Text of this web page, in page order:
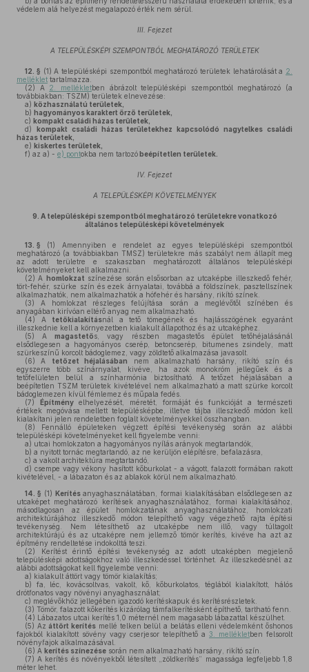
védelem alá helyezést megalapozó érték nem sérül.
III. Fejezet
A TELEPÜLÉSKÉPI SZEMPONTBÓL MEGHATÁROZÓ TERÜLETEK
12. § (1) A településképi szempontból meghatározó területek lehatárolását a 2.
melléklet tartalmazza.
(2) A 2. mellékletben ábrázolt településképi szempontból meghatározó (a
továbbiakban: TSZM) területek elnevezése:
a) közhasználatú területek,
b) hagyományos karaktert őrző területek,
c) kompakt családi házas területek,
d)
kompakt családi házas területekhez kapcsolódó nagytelkes családi
házas területek,
e) kiskertes területek,
f) az a) - e) pontokba nem tartozóbeépítetlen területek.
IV. Fejezet
A TELEPÜLÉSKÉPI KÖVETELMÉNYEK
9. A településképi szempontból meghatározó területekre vonatkozó
általános településképi követelmények
13. § (1)
Amennyiben e rendelet az egyes településképi szempontból
meghatározó (a továbbiakban TMSZ) területekre más szabályt nem állapít meg
az adott területre e szakaszban meghatározott általános településképi
követelményeket kell alkalmazni.
(2) A homlokzat színezése során elsősorban az utcaképbe illeszkedő fehér,
tört-fehér, szürke szín és ezek árnyalatai, továbbá a földszínek, pasztellszínek
alkalmazhatók, nem alkalmazhatók a hófehér és harsány, rikító színek.
(3) A homlokzat részleges felújítása során a meglévőtől színében és
anyagában kirívóan eltérő anyag nem alkalmazható.
(4) A tetőkialakításnál a tető tömegének és hajlásszögének egyaránt
illeszkednie kell a környezetben kialakult állapothoz és az utcaképhez.
(5) Amagastetős, vagy részben magastetős épület tetőhéjalásánál
elsődlegesen a hagyományos cserép, betoncserép, bitumenes zsindely, matt
szürkeszínű korcolt bádoglemez, vagy zöldtető alkalmazása javasolt.
(6) A tetőzethéjalásában
nem alkalmazható harsány, rikító szín és
egyszerre több színárnyalat, kivéve, ha azok monokróm jellegűek és a
tetőfelületen belül a színharmónia biztosítható. A tetőzet héjalásában a
beépítetlen TSZM területek kivételével nem alkalmazható a matt szürke korcolt
bádoglemezen kívül fémlemez és műpala fedés.
(7)
Építmény elhelyezését, méretét, formáját és funkcióját a természeti
értékek megóvása mellett településképbe, illetve tájba illeszkedő módon kell
kialakítani jelen rendeletben foglalt követelményekkel összhangban.
(8) Fennálló épületeken végzett építési tevékenység során az alábbi
településképi követelményeket kell figyelembe venni:
a) utcai homlokzaton a hagyományos nyílás arányok megtartandók,
b) a nyitott tornác megtartandó, az ne kerüljön elépítésre, befalazásra,
c) a vakolt architektúra megtartandó,
d) csempe vagy vékony hasított kőburkolat - a vágott, falazott formában rakott
kivételével, - a lábazaton és az ablakok körül nem alkalmazható.
14. § (1) Kerítésanyaghasználatában, formai kialakításában elsődlegesen az
utcaképet meghatározó kerítések anyaghasználatához, formai kialakításához,
másodlagosan az épület homlokzatának anyaghasználatához, homlokzati
architektúrájához illeszkedő módon telepíthető vagy végezhető rajta építési
tevékenység. Nem létesíthető az utcaképbe nem illő, vagy túltagolt
architektúrájú és az utcaképre nem jellemző tömör kerítés, kivéve ha azt az
építmény rendeltetése indokolttá teszi.
(2) Kerítést érintő építési tevékenység az adott utcaképben megjelenő
településképi adottságokhoz való illeszkedéssel történhet. Az illeszkedésnél az
alábbi adottságokat kell figyelembe venni:
a) kialakult áttört vagy tömör kialakítás;
b) fa, léc, kovácsoltvas, vakolt, kő, kőburkolatos, téglából kialakított, hálós
drótfonatos vagy növényi anyaghasználat;
c) meglévőkhöz jellegében igazodó kerítéskapuk és kerítésrészletek.
(3) Tömör, falazott kőkerítés kizárólag támfalkerítésként építhető, tartható fenn.
(4) Lábazatos utcai kerítés 1,0 méternél nem magasabb lábazattal készülhet.
(5) Azáttört kerítés mellé telken belül a belátás elleni védelemként őshonos
fajokból kialakított sövény vagy cserjesor telepíthető a 3. mellékletben felsorolt
növényfajok alkalmazásával.
(6) A kerítés színezése során nem alkalmazható harsány, rikító szín.
(7) A kerítés és növényekből létesített „zöldkerítés” magassága legfeljebb 1,8
méter lehet.